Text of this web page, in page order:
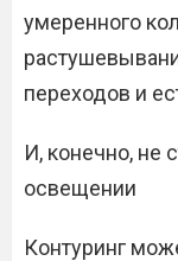
умеренного
переходов и
И, конечно, не
освещении
Контуринг